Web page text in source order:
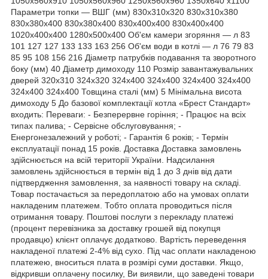
Параметри топки — ВШГ (мм) 830x310x320 830x310x380
830x380x400 830x380x400 830x400x400 830x400x400
1020x400x400 1280x500x400 Об'єм камери згоряння — л 83
101 127 127 133 133 163 256 Об'єм води в котлі — л 76 79 83
85 95 108 156 216 Діаметр патрубків подавання та зворотного
боку (мм) 40 Діаметр димоходу 110 Розмір завантажувальних
дверей 320x310 324x320 324x400 324x400 324x400 324x400
324x400 324x400 Товщина сталі (мм) 5 Мінімальна висота
димоходу 5 До базової комплектації котла «Брест Стандарт»
входить: Переваги: - Безперервне горіння; - Працює на всіх
типах палива; - Сервісне обслуговування; -
Енергонезалежний у роботі; - Гарантія 6 років; - Термін
експлуатації понад 15 років. Доставка Доставка замовлень
здійснюється на всій території України. Надсилання
замовлень здійснюється в термін від 1 до 3 днів від дати
підтвердження замовлення, за наявності товару на складі.
Товар постачається за передоплатою або на умовах оплати
накладеним платежем. Тобто оплата проводиться після
отримання товару. Поштові послуги з перекладу платежі
(процент перевізника за доставку грошей від покупця
продавцю) клієнт оплачує додатково. Вартість переведення
накладеної платежі 2-4% від сухо. Під час оплати накладеною
платежею, вноситься плата в розмірі суми доставки. Якщо,
відкривши оплачену посилку, Ви виявили, що заведені товари